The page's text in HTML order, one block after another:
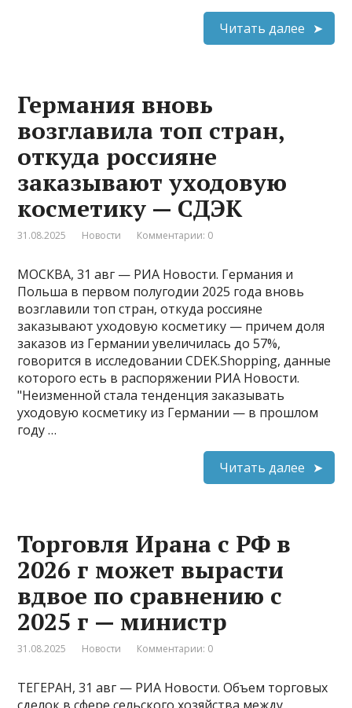
Читать далее
Германия вновь
возглавила топ стран,
откуда россияне
заказывают уходовую
косметику — СДЭК
31.08.2025 Новости Комментарии: 0
МОСКВА, 31 авг — РИА Новости. Германия и
Польша в первом полугодии 2025 года вновь
возглавили топ стран, откуда россияне
заказывают уходовую косметику — причем доля
заказов из Германии увеличилась до 57%,
говорится в исследовании CDEK.Shopping, данные
которого есть в распоряжении РИА Новости​​​.
"Неизменной стала тенденция заказывать
уходовую косметику из Германии — в прошлом
году …
Читать далее
Торговля Ирана с РФ в
2026 г может вырасти
вдвое по сравнению с
2025 г — министр
31.08.2025 Новости Комментарии: 0
ТЕГЕРАН, 31 авг — РИА Новости. Объем торговых